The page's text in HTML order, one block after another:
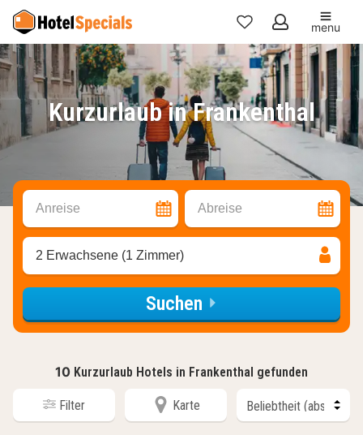
Meine
Favoriten
menu
Kurzurlaub in Frankenthal
Anreise Abreise
2 Erwachsene (1 Zimmer)
Suchen
10 Kurzurlaub Hotels in Frankenthal gefunden
Filter Karte